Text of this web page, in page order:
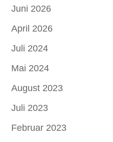
Juni 2026
April 2026
Juli 2024
Mai 2024
August 2023
Juli 2023
Februar 2023